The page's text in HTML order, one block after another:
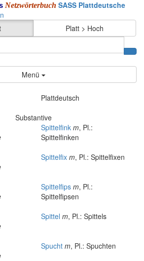
Netzwörterbuch SASS Plattdeutsche
Platt > Hoch
Menü
Plattdeutsch
Substantive
Spittelfink m, Pl.:
Spittelfinken
Spittelfix m, Pl.: Spittelfixen
Spittelfips m, Pl.:
Spittelfipsen
Spittel m, Pl.: Spittels
Spucht m, Pl.: Spuchten